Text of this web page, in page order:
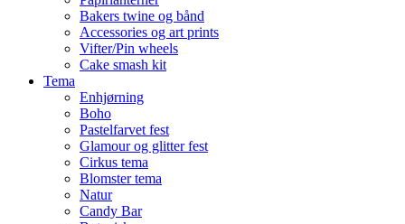
Bakers twine og bånd
Accessories og art prints
Vifter/Pin wheels
Cake smash kit
Tema
Enhjørning
Boho
Pastelfarvet fest
Glamour og glitter fest
Cirkus tema
Blomster tema
Natur
Candy Bar